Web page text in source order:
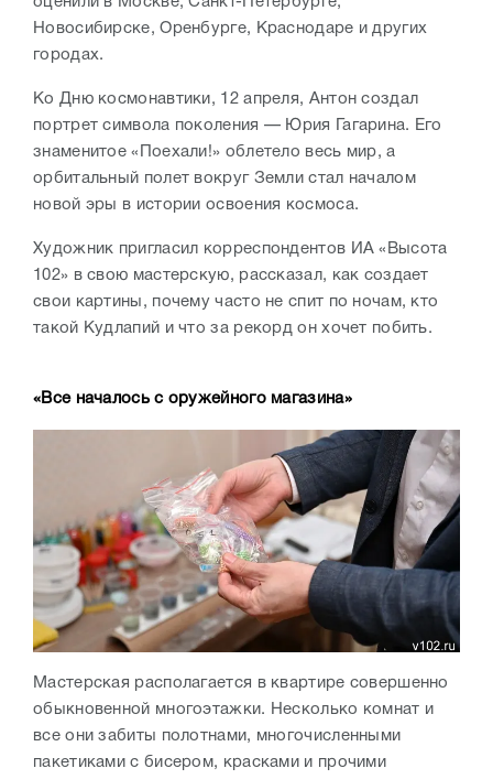
Новосибирске, Оренбурге, Краснодаре и других
городах.
Ко Дню космонавтики, 12 апреля, Антон создал
портрет символа поколения — Юрия Гагарина. Его
знаменитое «Поехали!» облетело весь мир, а
орбитальный полет вокруг Земли стал началом
новой эры в истории освоения космоса.
Художник пригласил корреспондентов ИА «Высота
102» в свою мастерскую, рассказал, как создает
свои картины, почему часто не спит по ночам, кто
такой Кудлапий и что за рекорд он хочет побить.
«Все началось с оружейного магазина»
Мастерская располагается в квартире совершенно
обыкновенной многоэтажки. Несколько комнат и
все они забиты полотнами, многочисленными
пакетиками с бисером, красками и прочими